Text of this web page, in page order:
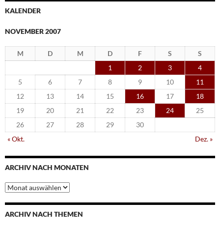
KALENDER
NOVEMBER 2007
M D M D F S
S
1
2 3
4
5
6 7 8 9 10
11
12
13 14 15 16 17
18
19
20 21 22 23 24
25
26
27 28 29
30
« Okt.
Dez. »
ARCHIV NACH MONATEN
Archiv
nach
Monaten
ARCHIV NACH THEMEN